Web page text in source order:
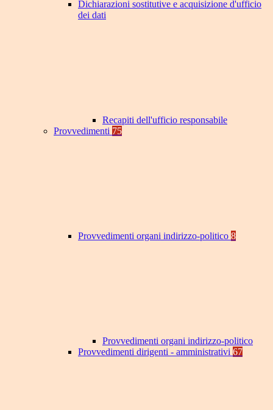
Dichiarazioni sostitutive e acquisizione d'ufficio
dei dati
Recapiti dell'ufficio responsabile
Provvedimenti 75
Provvedimenti organi indirizzo-politico 8
Provvedimenti organi indirizzo-politico
Provvedimenti dirigenti - amministrativi 67